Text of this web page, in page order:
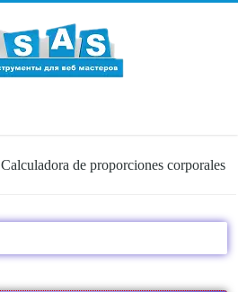
Calculadora de proporciones corporales